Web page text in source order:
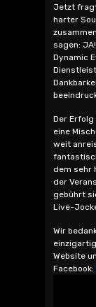
Jetzt
harter
sagen:
Dynamic
Der
eine
weit
dem sehr
der
gebührt
Live-
Wir
Website
Facebook: